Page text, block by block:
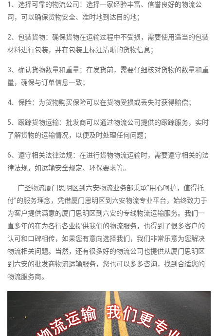
1、选择可靠的物流公司：选择一家经验丰富、信誉良好的物流公
司，可以确保货物安全、准时地到达目的地；
2、包装货物：确保货物在运输过程中不受损，需要使用适当的包装
材料进行包装，并在包装上标注清晰的货物信息；
3、确认货物数量和重量：在发货前，需要仔细核对货物的数量和重
量，确保与订单信息一致；
4、保险：为货物购买保险可以在货物受损或丢失时获得赔偿；
5、跟踪货物运输：批发商可以通过物流公司提供的跟踪服务，实时
了解货物的运输情况，以便及时处理任何问题；
6、遵守相关法律法规：在进行货物物流运输时，需要遵守相关的法
律法规，如运输安全规定、环保要求等。
广圣物流厦门思明区到六安物流业务部秉承“用心呵护，值得托
付”的服务理念，凭借厦门思明区到六安物流专业平台，始终致力于
为客户提供满意的厦门思明区到六安的专线物流运输服务。我们一
直多年的在为各行各业提供我们的物流服务，也得到了很多客户的
认可和口碑相传，如果您有意向选择我们，我们非常乐意为您解决
物流相关问题。当然，还有很多好的物流公司也提供从厦门思明区
到六安的批发商物流运输服务，您也可以多多咨询，找到合适您的
物流服务商。